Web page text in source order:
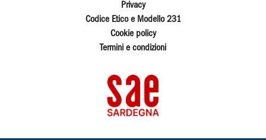
Privacy
Codice Etico e Modello 231
Cookie policy
Termini e condizioni